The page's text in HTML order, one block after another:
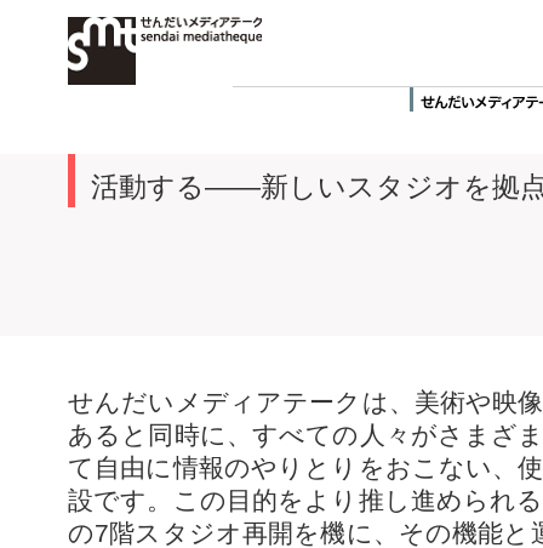
活動する——新しいスタジオを拠
せんだいメディアテークは、美術や映
あると同時に、すべての人々がさまざ
て自由に情報のやりとりをおこない、
設です。この目的をより推し進められ
の7階スタジオ再開を機に、その機能と